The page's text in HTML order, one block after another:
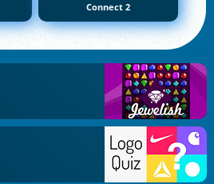
Connect 2